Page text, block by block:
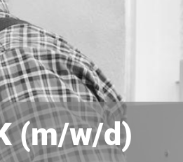
(m/w/d)